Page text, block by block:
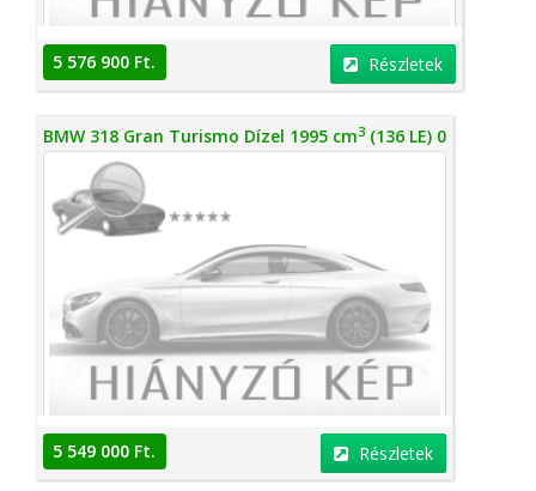
5 576 900 Ft. Részletek
BMW 318 Gran Turismo Dízel 1995 cm3 (136 LE) 0
5 549 000 Ft. Részletek